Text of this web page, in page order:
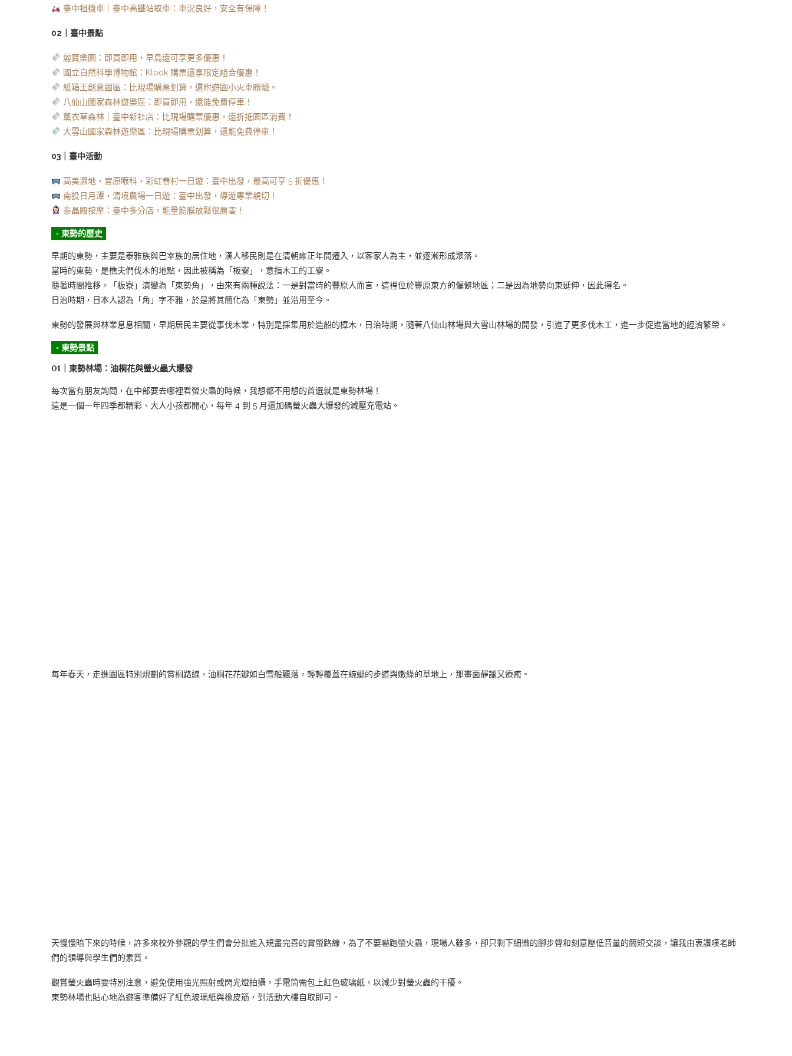
臺中租機車｜臺中高鐵站取車：車況良好，安全有保障！
02｜臺中景點
麗寶樂園：即買即用，早鳥還可享更多優惠！
國立自然科學博物館：Klook 購票還享限定組合優惠！
紙箱王創意園區：比現場購票划算，還附遊園小火車體驗。
八仙山國家森林遊樂區：即買即用，還能免費停車！
薰衣草森林｜臺中新社店：比現場購票優惠，還折抵園區消費！
大雪山國家森林遊樂區：比現場購票划算，還能免費停車！
03｜臺中活動
高美濕地・宮原眼科・彩虹眷村一日遊：臺中出發，最高可享 5 折優惠！
南投日月潭・清境農場一日遊：臺中出發，導遊專業親切！
泰晶殿按摩：臺中多分店，能量筋膜放鬆很厲害！
◦ 東勢的歷史
早期的東勢，主要是泰雅族與巴宰族的居住地，漢人移民則是在清朝雍正年間遷入，以客家人為主，並逐漸形成聚落。
當時的東勢，是樵夫們伐木的地點，因此被稱為「板寮」，意指木工的工寮。
隨著時間推移，「板寮」演變為「東勢角」，由來有兩種說法：一是對當時的豐原人而言，這裡位於豐原東方的偏僻地區；二是因為地勢向東延伸，因此得名。
日治時期，日本人認為「角」字不雅，於是將其簡化為「東勢」並沿用至今。
東勢的發展與林業息息相關，早期居民主要從事伐木業，特別是採集用於造船的樟木，日治時期，隨著八仙山林場與大雪山林場的開發，引進了更多伐木工，進一步促進當地的經濟繁榮。
◦ 東勢景點
01｜東勢林場：油桐花與螢火蟲大爆發
每次當有朋友詢問，在中部要去哪裡看螢火蟲的時候，我想都不用想的首選就是東勢林場！
這是一個一年四季都精彩、大人小孩都開心，每年 4 到 5 月還加碼螢火蟲大爆發的減壓充電站。
每年春天，走進園區特別規劃的賞桐路線，油桐花花瓣如白雪般飄落，輕輕覆蓋在蜿蜒的步道與嫩綠的草地上，那畫面靜謐又療癒。
天慢慢暗下來的時候，許多來校外參觀的學生們會分批進入規畫完善的賞螢路線，為了不要嚇跑螢火蟲，現場人雖多，卻只剩下細微的腳步聲和刻意壓低音量的簡短交談，讓我由衷讚嘆老師
們的領導與學生們的素質。
觀賞螢火蟲時要特別注意，避免使用強光照射或閃光燈拍攝，手電筒需包上紅色玻璃紙，以減少對螢火蟲的干擾。
東勢林場也貼心地為遊客準備好了紅色玻璃紙與橡皮筋，到活動大樓自取即可。